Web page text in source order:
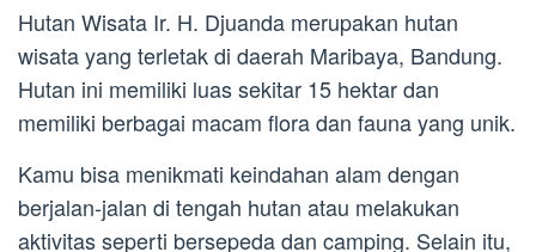
Hutan Wisata Ir. H. Djuanda merupakan hutan
wisata yang terletak di daerah Maribaya, Bandung.
Hutan ini memiliki luas sekitar 15 hektar dan
memiliki berbagai macam flora dan fauna yang unik.
Kamu bisa menikmati keindahan alam dengan
berjalan-jalan di tengah hutan atau melakukan
aktivitas seperti bersepeda dan camping. Selain itu,